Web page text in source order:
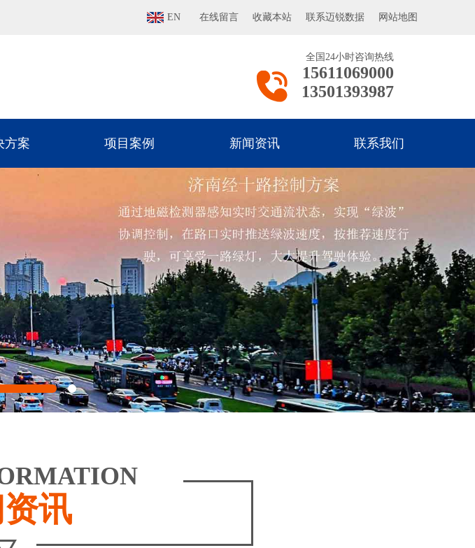
EN 在线留言 收藏本站 联系迈锐数据 网站地图
全国24小时咨询热线
15611069000
13501393987
方案 项目案例 新闻资讯 联系我们
讯